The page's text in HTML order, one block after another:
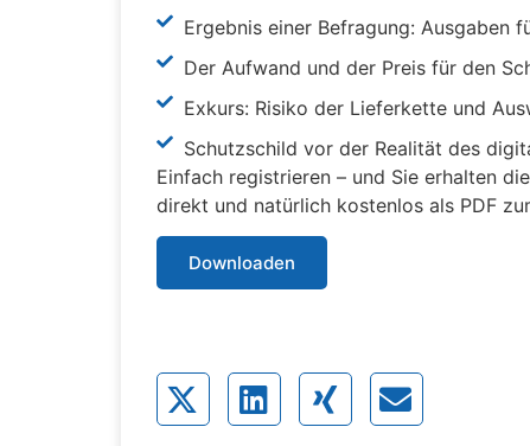
Ergebnis einer Befragung: Ausgaben
Der Aufwand und der Preis für den
Exkurs: Risiko der Lieferkette und
Schutzschild vor der Realität des
Einfach registrieren – und Sie erhalten
direkt und natürlich kostenlos als PDF
Downloaden